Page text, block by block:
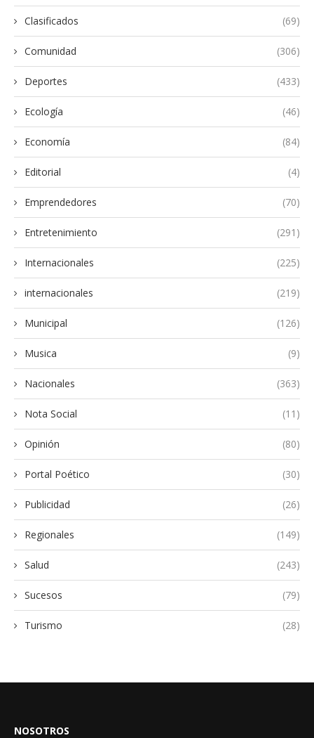
Clasificados (69)
Comunidad (306)
Deportes (433)
Ecología (46)
Economía (84)
Editorial (4)
Emprendedores (70)
Entretenimiento (291)
Internacionales (225)
internacionales (219)
Municipal (126)
Musica (9)
Nacionales (363)
Nota Social (11)
Opinión (80)
Portal Poético (30)
Publicidad (26)
Regionales (149)
Salud (243)
Sucesos (79)
Turismo (28)
NOSOTROS